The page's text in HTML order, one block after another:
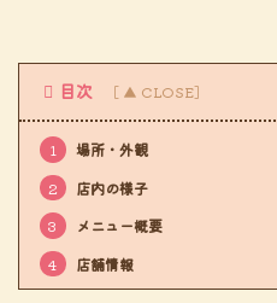
目次
1
場所・外観
2
店内の様子
3
メニュー概要
4
店舗情報